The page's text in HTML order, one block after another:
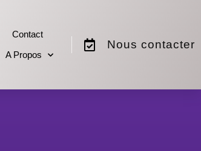
Contact
A Propos
Nous contacter